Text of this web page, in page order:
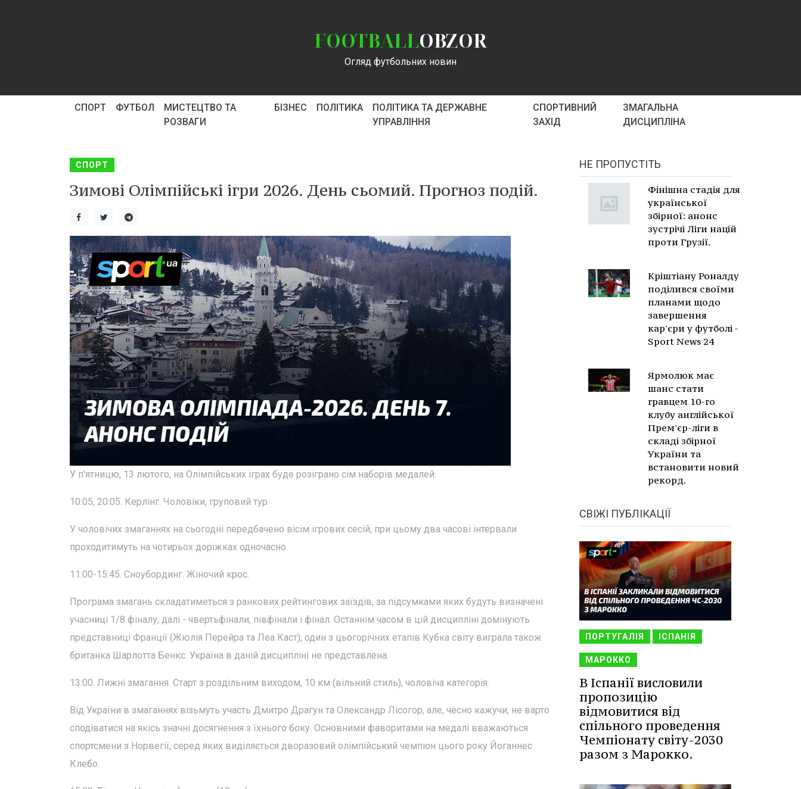
FOOTBALLOBZOR
Огляд футбольних новин
СПОРТ ФУТБОЛ
МИСТЕЦТВО ТА
РОЗВАГИ
БІЗНЕС ПОЛІТИКА
ПОЛІТИКА ТА ДЕРЖАВНЕ
УПРАВЛІННЯ
СПОРТИВНИЙ
ЗАХІД
ЗМАГАЛЬНА
ДИСЦИПЛІНА
СПОРТ
Зимові Олімпійські ігри 2026. День сьомий. Прогноз подій.
У п'ятницю, 13 лютого, на Олімпійських іграх буде розіграно сім наборів медалей.
10:05, 20:05. Керлінг. Чоловіки, груповий тур.
У чоловічих змаганнях на сьогодні передбачено вісім ігрових сесій, при цьому два часові інтервали
проходитимуть на чотирьох доріжках одночасно.
11:00-15:45. Сноубординг. Жіночий крос.
Програма змагань складатиметься з ранкових рейтингових заїздів, за підсумками яких будуть визначені
учасниці 1/8 фіналу, далі - чвертьфінали, півфінали і фінал. Останнім часом в цій дисципліні домінують
представниці Франції (Жюлія Перейра та Леа Каст), один з цьогорічних етапів Кубка світу виграла також
британка Шарлотта Бенкс. Україна в даній дисципліні не представлена.
13:00. Лижні змагання. Старт з роздільним виходом, 10 км (вільний стиль), чоловіча категорія.
Від України в змаганнях візьмуть участь Дмитро Драгун та Олександр Лісогор, але, чесно кажучи, не варто
сподіватися на якісь значні досягнення з їхнього боку. Основними фаворитами на медалі вважаються
спортсмени з Норвегії, серед яких виділяється дворазовий олімпійський чемпіон цього року Йоганнес
Клебо.
НЕ ПРОПУСТІТЬ
Фінішна стадія для
української
збірної: анонс
зустрічі Ліги націй
проти Грузії.
Кріштіану Роналду
поділився своїми
планами щодо
завершення
кар'єри у футболі -
Sport News 24
Ярмолюк має
шанс стати
гравцем 10-го
клубу англійської
Прем'єр-ліги в
складі збірної
України та
встановити новий
рекорд.
СВІЖІ ПУБЛІКАЦІЇ
ПОРТУГАЛІЯ ІСПАНІЯ
МАРОККО
В Іспанії висловили
пропозицію
відмовитися від
спільного проведення
Чемпіонату світу-2030
разом з Марокко.